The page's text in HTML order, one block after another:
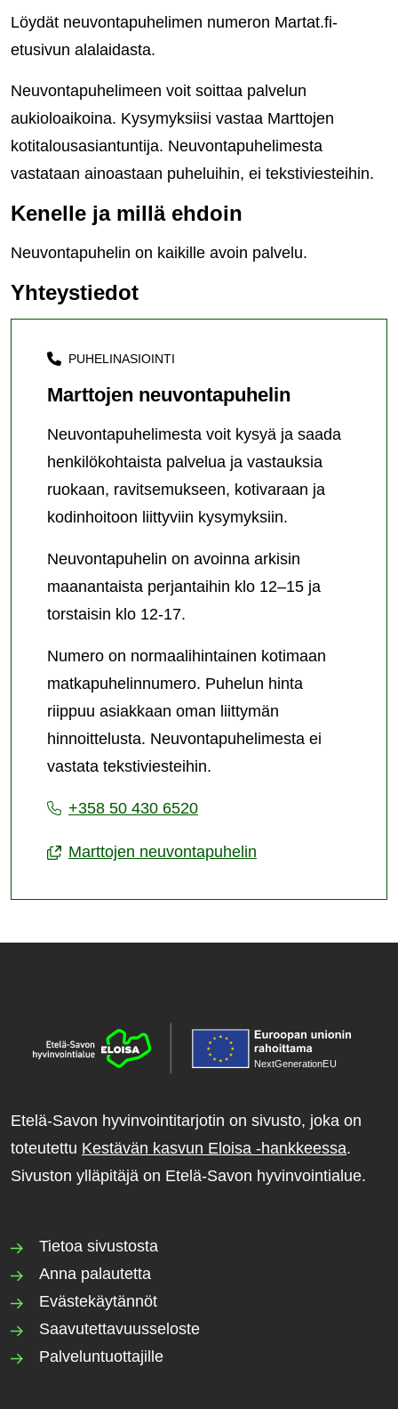
Löydät neuvontapuhelimen numeron Martat.fi-
etusivun alalaidasta.
Neuvontapuhelimeen voit soittaa palvelun
aukioloaikoina. Kysymyksiisi vastaa Marttojen
kotitalousasiantuntija. Neuvontapuhelimesta
vastataan ainoastaan puheluihin, ei tekstiviesteihin.
Kenelle ja millä ehdoin
Neuvontapuhelin on kaikille avoin palvelu.
Yhteystiedot
PUHELINASIOINTI
Marttojen neuvontapuhelin
Neuvontapuhelimesta voit kysyä ja saada
henkilökohtaista palvelua ja vastauksia
ruokaan, ravitsemukseen, kotivaraan ja
kodinhoitoon liittyviin kysymyksiin.
Neuvontapuhelin on avoinna arkisin
maanantaista perjantaihin klo 12–15 ja
torstaisin klo 12-17.
Numero on normaalihintainen kotimaan
matkapuhelinnumero. Puhelun hinta
riippuu asiakkaan oman liittymän
hinnoittelusta. Neuvontapuhelimesta ei
vastata tekstiviesteihin.
+358 50 430 6520
Marttojen neuvontapuhelin
NextGenerationEU
Etelä-Savon hyvinvointitarjotin on sivusto, joka on
toteutettu Kestävän kasvun Eloisa -hankkeessa.
Sivuston ylläpitäjä on Etelä-Savon hyvinvointialue.
Tietoa sivustosta
Anna palautetta
Evästekäytännöt
Saavutettavuusseloste
Palveluntuottajille